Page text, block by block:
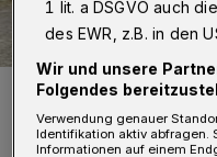
Info-Besuch im Jahr 2021 in
Gemeinde Stemwede) und
Asphalt-Patcher.
1 lit. a DSGVO auch
des EWR, z.B. in den
Wir und unsere
Folgendes
Verwendung genauer
Identifikation aktiv abfragen.
Informationen auf einem